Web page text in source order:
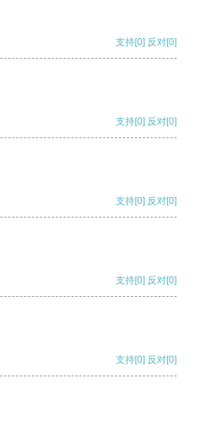
支持[0] 反对[0]
支持[0] 反对[0]
支持[0] 反对[0]
支持[0] 反对[0]
支持[0] 反对[0]